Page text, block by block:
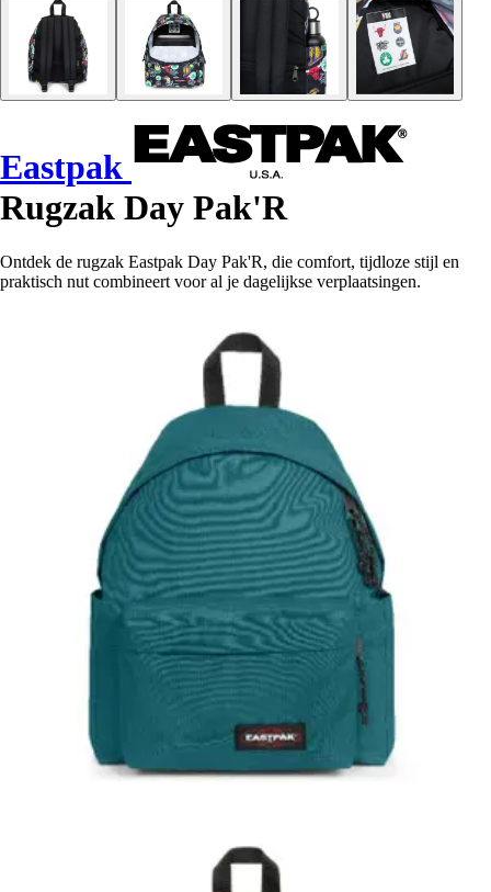
Eastpak
Rugzak Day Pak'R
Ontdek de rugzak Eastpak Day Pak'R, die comfort, tijdloze stijl en
praktisch nut combineert voor al je dagelijkse verplaatsingen.